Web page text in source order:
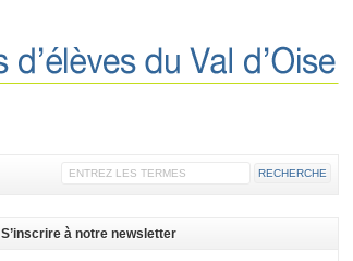
S’inscrire à notre newsletter